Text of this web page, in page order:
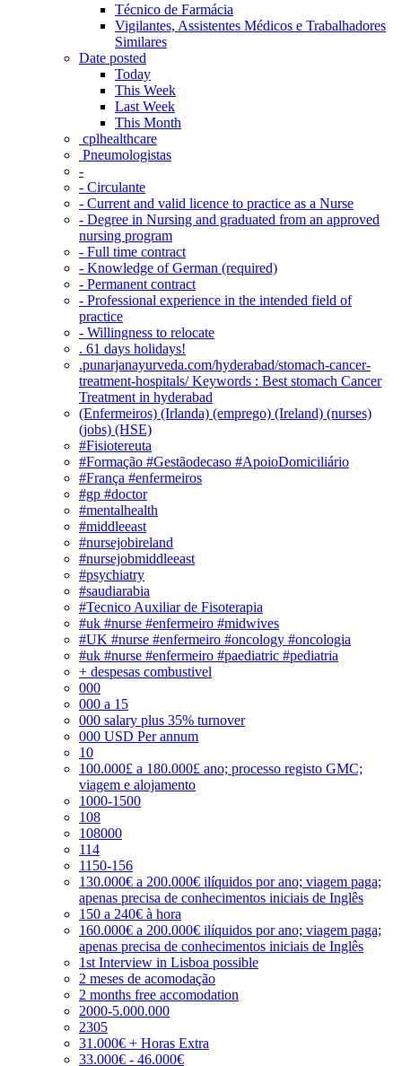
Técnico de Farmácia
Vigilantes, Assistentes Médicos e Trabalhadores
Similares
Date posted
Today
This Week
Last Week
This Month
‎ cplhealthcare‬
Pneumologistas
-
- Circulante
- Current and valid licence to practice as a Nurse
- Degree in Nursing and graduated from an approved
nursing program
- Full time contract
- Knowledge of German (required)
- Permanent contract
- Professional experience in the intended field of
practice
- Willingness to relocate
. 61 days holidays!
.punarjanayurveda.com/hyderabad/stomach-cancer-
treatment-hospitals/ Keywords : Best stomach Cancer
Treatment in hyderabad
(Enfermeiros) (Irlanda) (emprego) (Ireland) (nurses)
(jobs) (HSE)
#Fisiotereuta
#Formação #Gestãodecaso #ApoioDomiciliário
#França #enfermeiros
#gp #doctor
#mentalhealth
#middleeast
#nursejobireland
#nursejobmiddleeast
#psychiatry
#saudiarabia
#Tecnico Auxiliar de Fisoterapia
#uk #nurse #enfermeiro #midwives
#UK #nurse #enfermeiro #oncology #oncologia
#uk #nurse #enfermeiro #paediatric #pediatria
+ despesas combustivel
000
000 a 15
000 salary plus 35% turnover
000 USD Per annum
10
100.000£ a 180.000£ ano; processo registo GMC;
viagem e alojamento
1000-1500
108
108000
114
1150-156
130.000€ a 200.000€ ilíquidos por ano; viagem paga;
apenas precisa de conhecimentos iniciais de Inglês
150 a 240€ à hora
160.000€ a 200.000€ ilíquidos por ano; viagem paga;
apenas precisa de conhecimentos iniciais de Inglês
1st Interview in Lisboa possible
2 meses de acomodação
2 months free accomodation
2000-5.000.000
2305
31.000€ + Horas Extra
33.000€ - 46.000€